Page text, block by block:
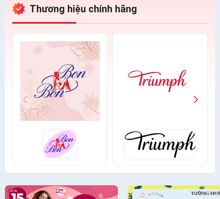
Thương hiệu chính hãng